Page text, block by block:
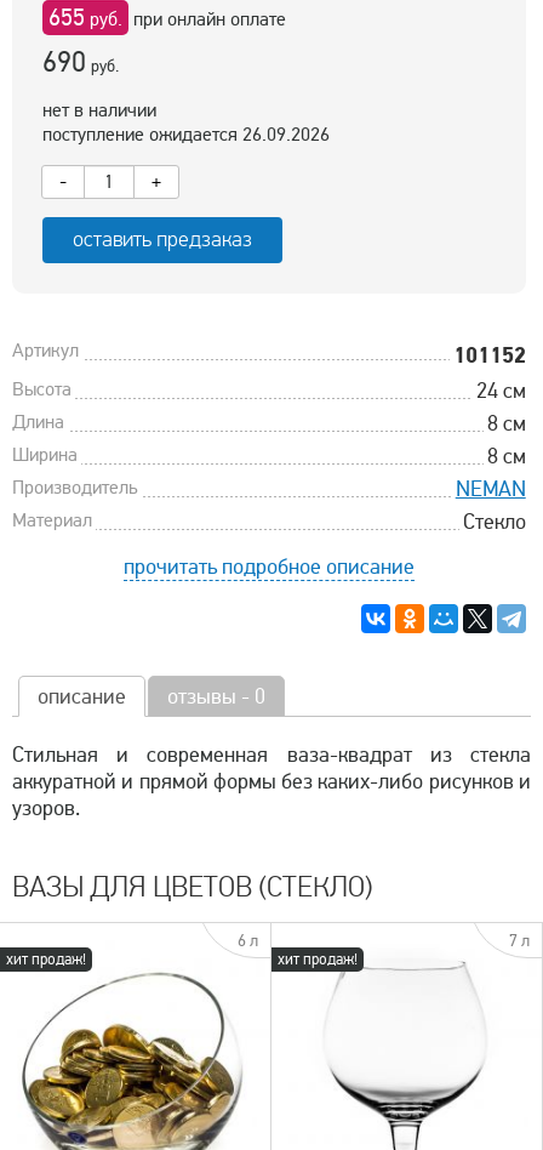
655 руб. при онлайн оплате
690 руб.
нет в наличии
поступление ожидается 26.09.2026
-
+
оставить предзаказ
Артикул 101152
Высота 24 см
Длина 8 см
Ширина 8 см
Производитель NEMAN
Материал
Стекло
прочитать подробное описание
описание отзывы - 0
Стильная и современная ваза-квадрат из стекла
аккуратной и прямой формы без каких-либо рисунков и
узоров.
ВАЗЫ ДЛЯ ЦВЕТОВ (СТЕКЛО)
хит продаж!
6 л
хит продаж!
7 л